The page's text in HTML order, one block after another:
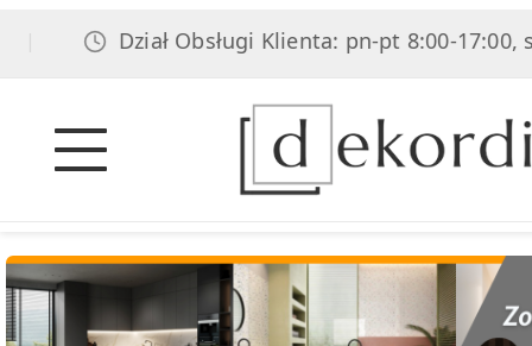
Dział Obsługi Klienta: pn-pt 8:00-17:00, sob